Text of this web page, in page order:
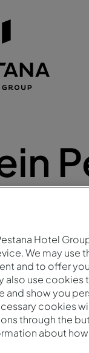
Hotel
We may use
and to offer
use cookies
and show you
cookies
through the
about